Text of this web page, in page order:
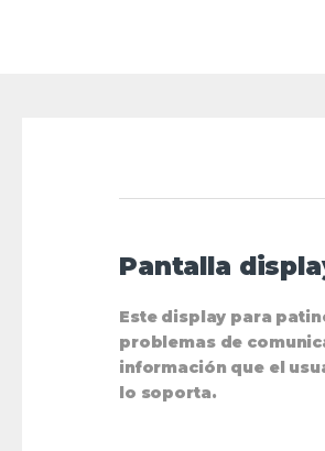
Pantalla
Este display para
problemas de
información que el
lo soporta.